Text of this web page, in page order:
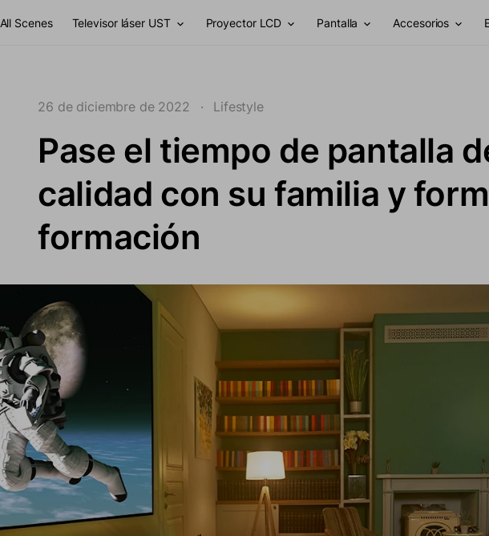
All Scenes Televisor láser UST Proyector LCD Pantalla Accesorios
26 de diciembre de 2022 · Lifestyle
Pase el tiempo de pantalla
calidad con su familia y
formación